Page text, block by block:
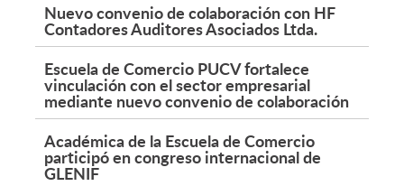
Nuevo convenio de colaboración con HF
Contadores Auditores Asociados Ltda.
Escuela de Comercio PUCV fortalece
vinculación con el sector empresarial
mediante nuevo convenio de colaboración
Académica de la Escuela de Comercio
participó en congreso internacional de
GLENIF